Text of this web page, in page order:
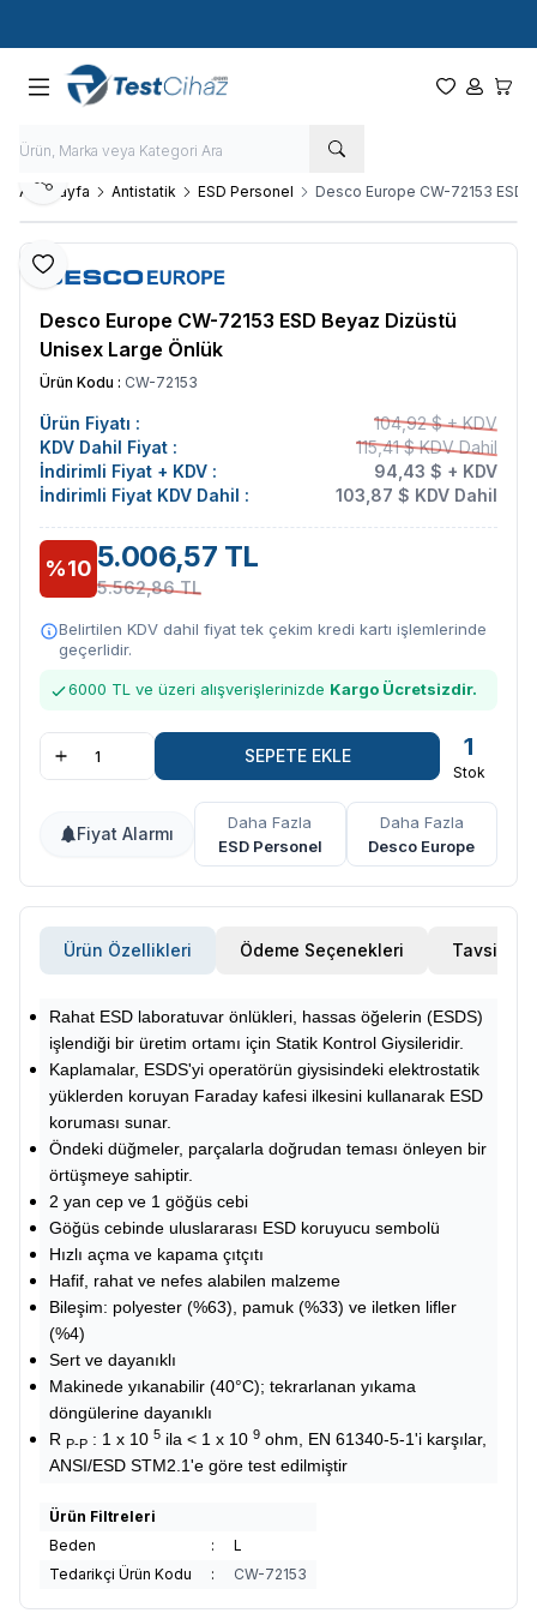
Ana Sayfa Antistatik ESD Personel Desco Europe CW-72153 ESD
Favoriye Ekle
Paylaş
Desco Europe CW-72153 ESD Beyaz Dizüstü
Unisex Large Önlük
Ürün Kodu : CW-72153
Ürün Fiyatı :
104,92 $ + KDV
KDV Dahil Fiyat :
115,41 $ KDV Dahil
İndirimli Fiyat + KDV :
94,43 $ + KDV
İndirimli Fiyat KDV Dahil :
103,87 $ KDV Dahil
%10 5.006,57 TL
5.562,86 TL
Belirtilen KDV dahil fiyat tek çekim kredi kartı işlemlerinde
geçerlidir.
6000 TL ve üzeri alışverişlerinizde Kargo Ücretsizdir.
SEPETE EKLE 1
Stok
Fiyat Alarmı
Daha Fazla
ESD Personel
Daha Fazla
Desco Europe
Ürün Özellikleri Ödeme Seçenekleri Tavsiye Et
Rahat ESD laboratuvar önlükleri, hassas öğelerin (ESDS)
işlendiği bir üretim ortamı için Statik Kontrol Giysileridir.
Kaplamalar, ESDS'yi operatörün giysisindeki elektrostatik
yüklerden koruyan Faraday kafesi ilkesini kullanarak ESD
koruması sunar.
Öndeki düğmeler, parçalarla doğrudan teması önleyen bir
örtüşmeye sahiptir.
2 yan cep ve 1 göğüs cebi
Göğüs cebinde uluslararası ESD koruyucu sembolü
Hızlı açma ve kapama çıtçıtı
Hafif, rahat ve nefes alabilen malzeme
Bileşim: polyester (%63), pamuk (%33) ve iletken lifler
(%4)
Sert ve dayanıklı
Makinede yıkanabilir (40°C); tekrarlanan yıkama
döngülerine dayanıklı
R P-P : 1 x 10 5 ila < 1 x 10 9 ohm, EN 61340-5-1'i karşılar,
ANSI/ESD STM2.1'e göre test edilmiştir
Ürün Filtreleri
Beden
:
L
Tedarikçi Ürün Kodu
: CW-72153